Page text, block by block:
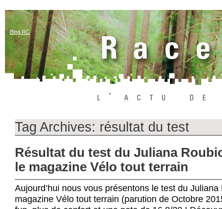
Blog RC
Tag Archives: résultat du test
Résultat du test du Juliana
le magazine Vélo tout terrain
Aujourd’hui nous vous présentons le test du
magazine Vélo tout terrain (parution de Octobre